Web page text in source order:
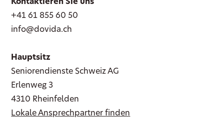
Kontaktieren Sie uns
+41 61 855 60 50
info@dovida.ch
Hauptsitz
Seniorendienste Schweiz AG
Erlenweg 3
4310 Rheinfelden
Lokale Ansprechpartner finden